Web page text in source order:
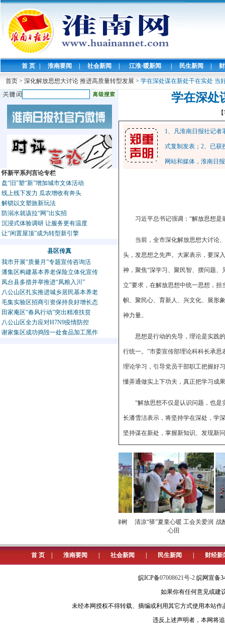
首 页 | 淮南要闻 | 社会新闻 | 江淮·暖新闻 | 民生新闻 |
首页 > 深化解放思想大讨论 推进高质量转型发展 > 学在深处谋在新处干在实处 当
怀新平系列言论专栏
盘“旧”塑“新”增加城市文体活动
线上线下发力 瓜农增收有奔头
解锁以文塑旅新玩法
防溺水就该拉“网”出实招
沉浸式体验调研 让服务更有温度
让“闲置屋顶”成为转型新引擎
县区传真
我市开展“质量月”专题宣传咨询活
潘集区构建基本养老保险立体化宣传
凤台县多措并举推进“凤粮入川”
八公山区扎实推进城乡居民基本养老
毛集实验区招商引资保持良好增长态
田家庵区“春风行动”突出精准扶贫
八公山区全力应对H7N9疫情防控
谢家集区成功捣毁一处食品加工黑作
学在深处
1、凡淮南日报社记
式复制发表；2、已获
网站和媒体，淮南日
习近平总书记强调：“解放思想
当前，全市深化解放思想大讨论
头，发思想之先声。大家表示，要深
神，聚焦“深学习、聚民智、摆问题
立”要求，在解放思想中统一思想，
帜、聚民心、育新人、兴文化、展形
神力量。
思想是行动的先导，理论是实践
行统一。”市委宣传部理论科科长承
理论学习，引导党员干部职工把握好
懂弄通做实上下功夫，真正把学习成
“解放思想不仅是认识问题，也是
长潘雪洁表示，将坚持学在深处，学
坚持谋在新处，掌握新知识、发现新
听民意，聚民智，汇民力。“作
情，畅通渠道听民声，广开言路聚民
基础上，坚持把调查研究成果融入业
心、暖人心、筑同心，努力把全市人
旅游业是支柱产业、富民产业，
理念，大力实施‘旅游+’‘+旅游’，推
生‘一业兴、百业兴’的乘数效应，以
晓光说。
加强新时代公民道德建设，是推
解放思想、开阔视野、提升能力。”
立秋与淮南“树代”——柳树
清凉“驿”夏童心暖 工会关爱润
心田
战酷
首 页 淮南要闻 社会新闻 民生新闻 财经新
皖ICP备07008621号-2 皖网宣备
如果你有任何意见或建
未经本网授权不得转载、摘编或利用其它方式使用本站
违反上述声明者，本网将